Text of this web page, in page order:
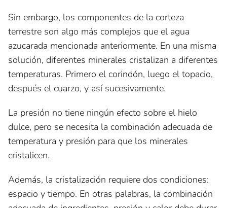
Sin embargo, los componentes de la corteza
terrestre son algo más complejos que el agua
azucarada mencionada anteriormente. En una misma
solución, diferentes minerales cristalizan a diferentes
temperaturas. Primero el corindón, luego el topacio,
después el cuarzo, y así sucesivamente.
La presión no tiene ningún efecto sobre el hielo
dulce, pero se necesita la combinación adecuada de
temperatura y presión para que los minerales
cristalicen.
Además, la cristalización requiere dos condiciones:
espacio y tiempo. En otras palabras, la combinación